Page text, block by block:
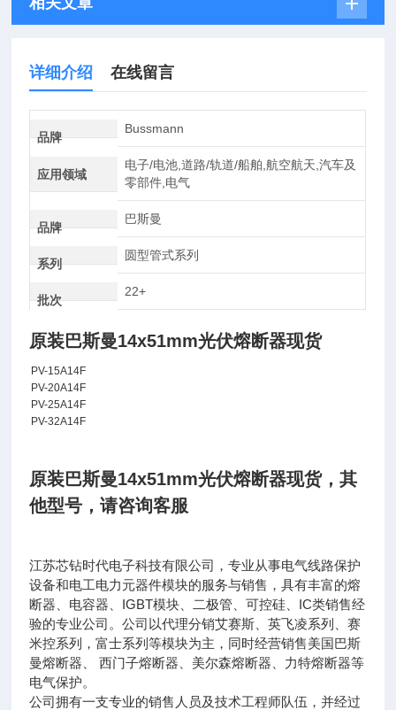
详细介绍 在线留言
品牌
Bussmann
应用领域
电子/电池,道路/轨道/船舶,航空航天,汽车及
零部件,电气
品牌
巴斯曼
系列
圆型管式系列
批次
22+
原装巴斯曼14x51mm光伏熔断器现货
PV-15A14F
PV-20A14F
PV-25A14F
PV-32A14F
原装巴斯曼14x51mm光伏熔断器现货，其
他型号，请咨询客服
江苏芯钻时代电子科技有限公司，专业从事电气线路保护
设备和电工电力元器件模块的服务与销售，具有丰富的熔
断器、电容器、 IGBT模块、二极管、可控硅、 IC类销售经
验的专业公司。公司以代理分销艾赛斯、英飞凌系列、赛
米控系列，富士系列等模块为主，同时经营销售美国巴斯
曼熔断器、 西门子熔断器、美尔森熔断器、力特熔断器等
电气保护。
公司拥有一支专业的销售人员及技术工程师队伍，并经过